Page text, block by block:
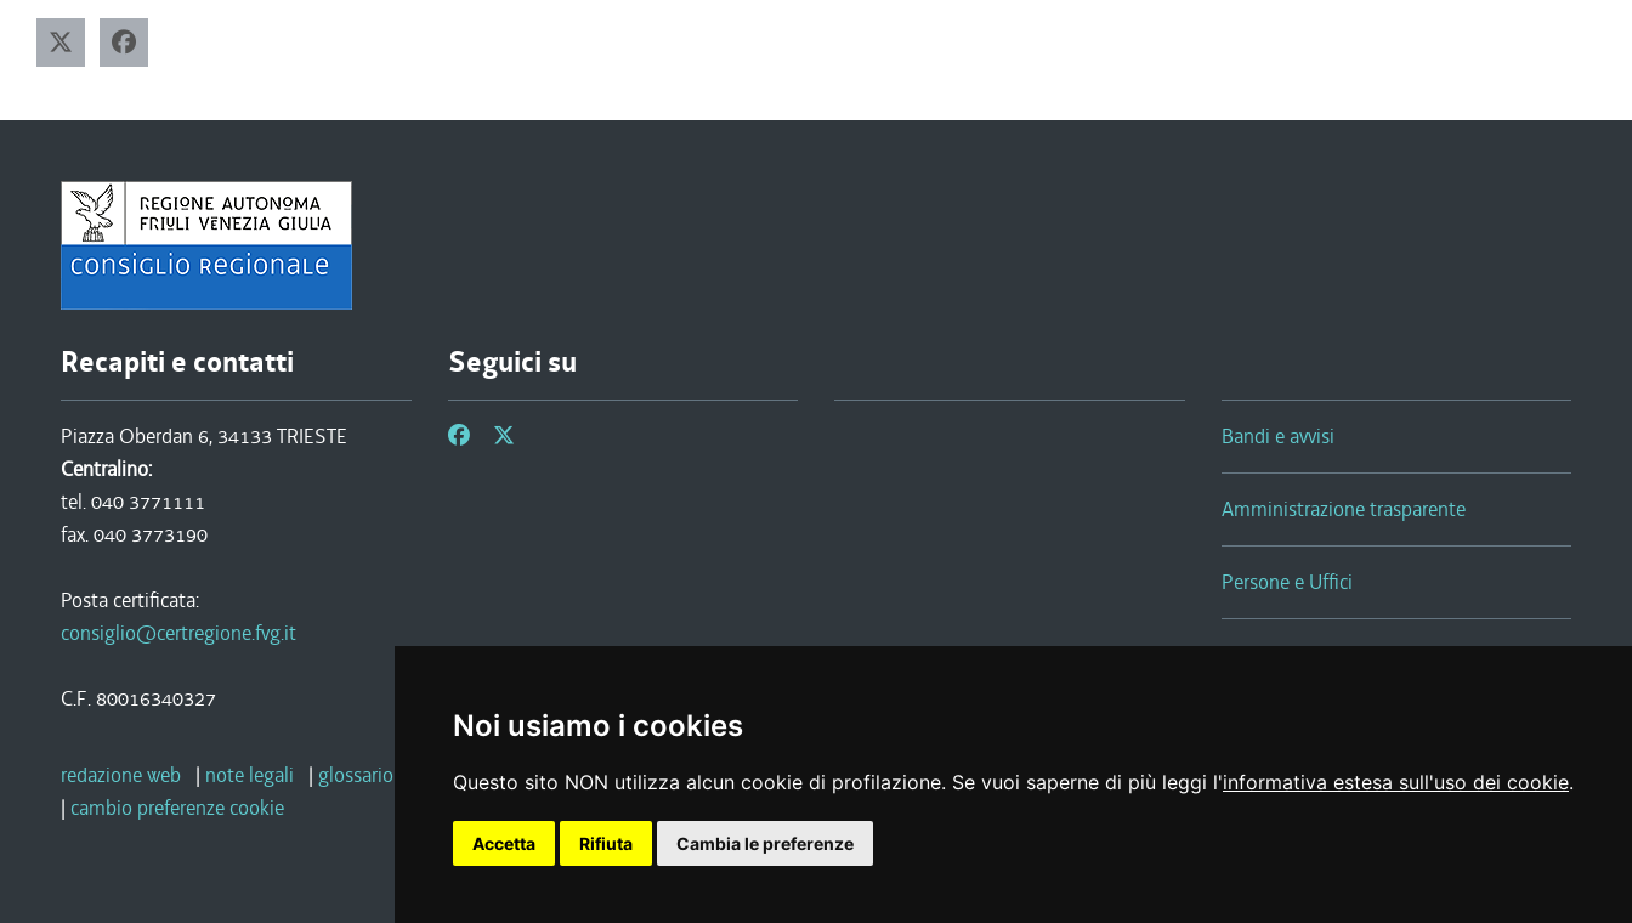
Noi usiamo i cookies
Questo sito NON utilizza alcun cookie di profilazione. Se vuoi saperne di più leggi l'informativa estesa sull'uso dei cookie.
Accetta Rifiuta Cambia le preferenze
Recapiti e contatti
Piazza Oberdan 6, 34133 TRIESTE
Centralino:
tel. 040 3771111
fax. 040 3773190
Posta certificata:
consiglio@certregione.fvg.it
C.F. 80016340327
Seguici su
Bandi e avvisi
Amministrazione trasparente
Persone e Uffici
Sala Tiziano Tessitori
redazione web | note legali | glossario privacy |social media policy | dichiarazione di accessibilità | feedback
| cambio preferenze cookie
Realizzato da